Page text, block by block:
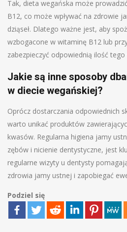
Tak, dieta wegańska może
B12, co może wpływać na zdrowie
dziąseł. Dlatego ważne jest, aby
wzbogacone w witaminę B12 lub
zabezpieczyć odpowiednią ilość tego
Jakie są inne sposoby
w diecie wegańskiej?
Oprócz dostarczania odpowiednich
warto unikać produktów
kwasów. Regularna higiena jamy
zębów i nicienie dentystyczne, jest
regularne wizyty u dentysty
zdrowia jamy ustnej i zapobiegać
Podziel się